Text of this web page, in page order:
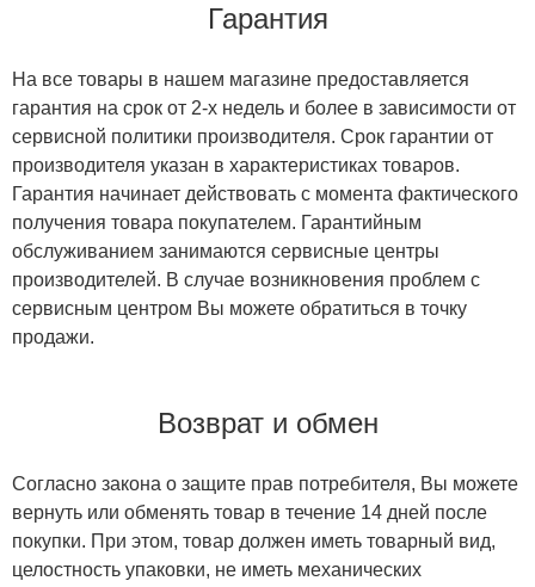
Гарантия
На все товары в нашем магазине предоставляется
гарантия на срок от 2-х недель и более в зависимости от
сервисной политики производителя. Срок гарантии от
производителя указан в характеристиках товаров.
Гарантия начинает действовать с момента фактического
получения товара покупателем. Гарантийным
обслуживанием занимаются сервисные центры
производителей. В случае возникновения проблем с
сервисным центром Вы можете обратиться в точку
продажи.
Возврат и обмен
Согласно закона о защите прав потребителя, Вы можете
вернуть или обменять товар в течение 14 дней после
покупки. При этом, товар должен иметь товарный вид,
целостность упаковки, не иметь механических